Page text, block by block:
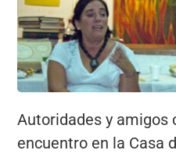
Autoridades y amigos
encuentro en la Casa